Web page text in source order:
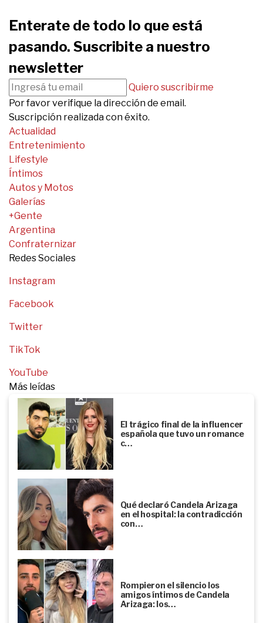
Enterate de todo lo que está
pasando. Suscribite a nuestro
newsletter
Quiero suscribirme
Por favor verifique la dirección de email.
Suscripción realizada con éxito.
Actualidad
Entretenimiento
Lifestyle
Íntimos
Autos y Motos
Galerías
+Gente
Argentina
Confraternizar
Redes Sociales
Instagram
Facebook
Twitter
TikTok
YouTube
Más leídas
El trágico final de la influencer
española que tuvo un romance
c…
Qué declaró Candela Arizaga
en el hospital: la contradicción
con…
Rompieron el silencio los
amigos íntimos de Candela
Arizaga: los…